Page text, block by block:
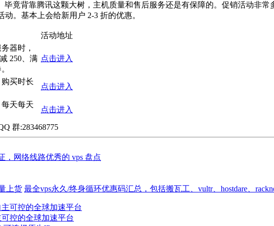
毕竟背靠腾讯这颗大树，主机质量和售后服务还是有保障的。促销活动非
。基本上会给新用户 2-3 折的优惠。
活动地址
器时，
250、满 点击进入
买时长
点击进入
天每天
点击进入
群:283468775
，网络线路优秀的 vps 盘点
上货 最全vps永久/终身循环优惠码汇总，包括搬瓦工、vultr、hostdare、
控的全球加速平台